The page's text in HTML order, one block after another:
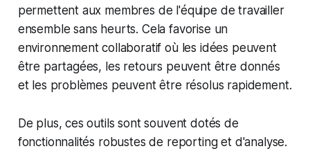
permettent aux membres de l'équipe de travailler
ensemble sans heurts. Cela favorise un
environnement collaboratif où les idées peuvent
être partagées, les retours peuvent être donnés
et les problèmes peuvent être résolus rapidement.
De plus, ces outils sont souvent dotés de
fonctionnalités robustes de reporting et d'analyse.